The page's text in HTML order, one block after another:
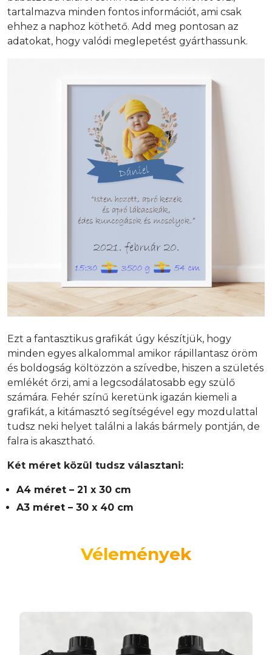
tartalmazva minden fontos információt, ami csak
ehhez a naphoz köthető. Add meg pontosan az
adatokat, hogy valódi meglepetést gyárthassunk.
Ezt a fantasztikus grafikát úgy készítjük, hogy
minden egyes alkalommal amikor rápillantasz öröm
és boldogság költözzön a szívedbe, hiszen a születés
emlékét őrzi, ami a legcsodálatosabb egy szülő
számára. Fehér színű keretünk igazán kiemeli a
grafikát, a kitámasztó segítségével egy mozdulattal
tudsz neki helyet találni a lakás bármely pontján, de
falra is akasztható.
Két méret közül tudsz választani:
A4 méret – 21 x 30 cm
A3 méret – 30 x 40 cm
Vélemények